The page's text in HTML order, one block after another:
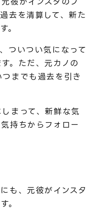
去を清算して、新た
。
ついつい気になって
。ただ、元カノの
までも過去を引き
まって、新鮮な気
持ちからフォロー
も、元彼がインスタ
。